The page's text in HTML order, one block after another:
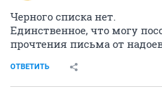
Черного списка нет.
Единственное, что могу
прочтения письма от
ОТВЕТИТЬ